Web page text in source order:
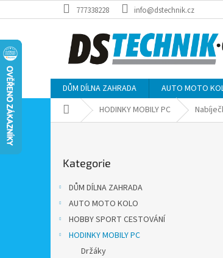
na
777338228 info@dstechnik.cz
DŮM DÍLNA ZAHRADA AUTO MOTO
Domů HODINKY MOBILY PC
kategorie
Kategorie
DŮM DÍLNA ZAHRADA
AUTO MOTO KOLO
HOBBY SPORT CESTOVÁNÍ
HODINKY MOBILY PC
Držáky